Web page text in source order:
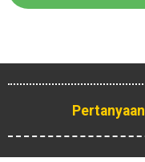
Pertanyaan